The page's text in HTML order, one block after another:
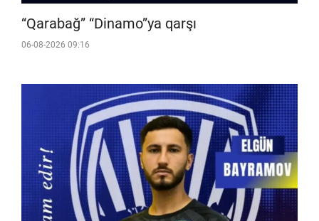
“Qarabağ” “Dinamo”ya qarşı
06-08-2026 09:16